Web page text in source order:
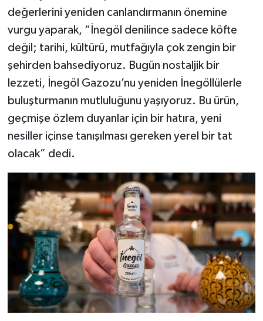
değerlerini yeniden canlandırmanın önemine
vurgu yaparak, “İnegöl denilince sadece köfte
değil; tarihi, kültürü, mutfağıyla çok zengin bir
şehirden bahsediyoruz. Bugün nostaljik bir
lezzeti, İnegöl Gazozu’nu yeniden İnegöllülerle
buluşturmanın mutluluğunu yaşıyoruz. Bu ürün,
geçmişe özlem duyanlar için bir hatıra, yeni
nesiller içinse tanışılması gereken yerel bir tat
olacak” dedi.